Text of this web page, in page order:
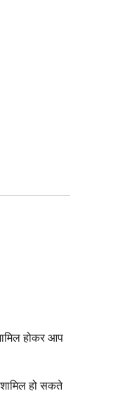
होकर आप
हो सकते